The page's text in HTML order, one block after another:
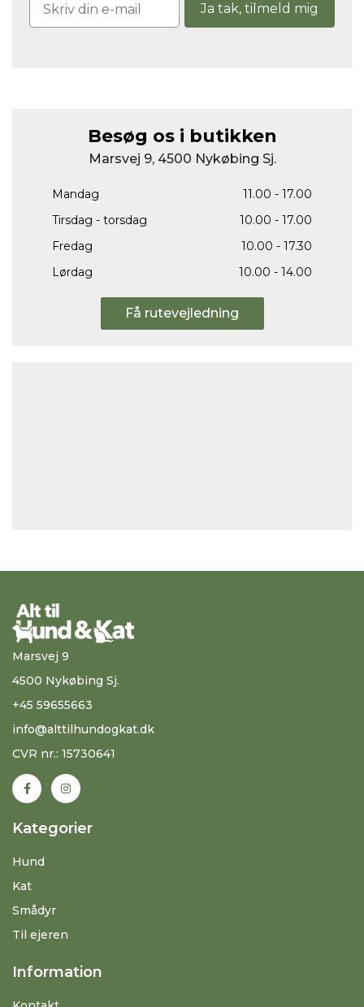
Ja tak, tilmeld mig
Besøg os i butikken
Marsvej 9, 4500 Nykøbing Sj.
Mandag
11.00 - 17.00
Tirsdag - torsdag
10.00 - 17.00
Fredag
10.00 - 17.30
Lørdag
10.00 - 14.00
Få rutevejledning
Marsvej 9
4500 Nykøbing Sj.
+45 59655663
info@alttilhundogkat.dk
CVR nr.: 15730641
Kategorier
Hund
Kat
Smådyr
Til ejeren
Information